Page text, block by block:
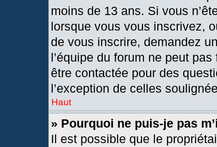
moins de 13 ans. Si vous
lorsque vous vous inscrivez,
de vous inscrire, demandez
l’équipe du forum ne peut
être contactée pour des
l’exception de celles
Haut
» Pourquoi ne puis-je pas
Il est possible que le